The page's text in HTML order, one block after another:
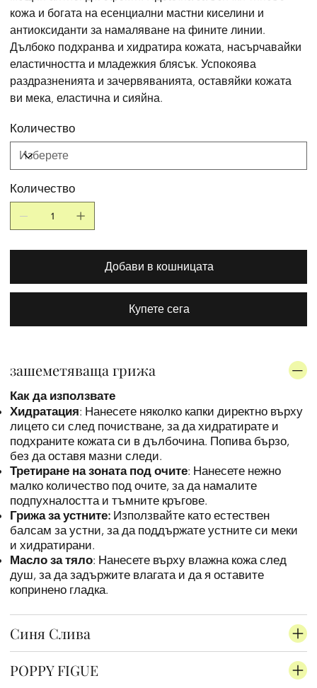
кожа и богата на есенциални мастни киселини и
антиоксиданти за намаляване на фините линии.
Дълбоко подхранва и хидратира кожата, насърчавайки
еластичността и младежкия блясък. Успокоява
раздразненията и зачервяванията, оставяйки кожата
ви мека, еластична и сияйна.
Количество
Количество
Добави в кошницата
Купете сега
зашеметяваща грижа
Как да използвате
Хидратация: Нанесете няколко капки директно върху
лицето си след почистване, за да хидратирате и
подхраните кожата си в дълбочина. Попива бързо,
без да оставя мазни следи.
Третиране на зоната под очите: Нанесете нежно
малко количество под очите, за да намалите
подпухналостта и тъмните кръгове.
Грижа за устните: Използвайте като естествен
балсам за устни, за да поддържате устните си меки
и хидратирани.
Масло за тяло: Нанесете върху влажна кожа след
душ, за да задържите влагата и да я оставите
копринено гладка.
Синя Слива
POPPY FIGUE